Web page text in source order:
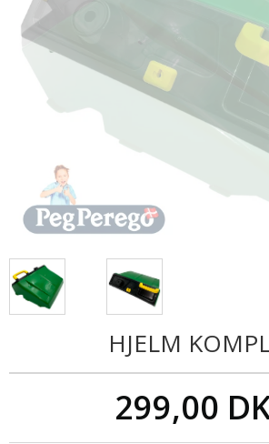
HJELM
299,00